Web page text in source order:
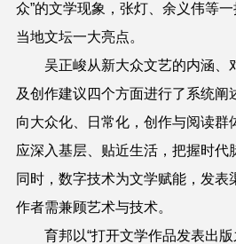
众”的文学现象，张灯、余义伟等
当地文坛一大亮点。
吴正峻从新大众文艺的内涵、
及创作建议四个方面进行了系统
向大众化、日常化，创作与阅读
应深入基层、贴近生活，把握时
同时，数字技术为文学赋能，发
作者需兼顾艺术与技术。
育邦以“打开文学作品发表出